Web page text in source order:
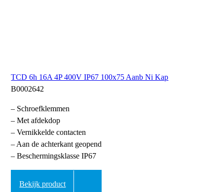
TCD 6h 16A 4P 400V IP67 100x75 Aanb Ni Kap
B0002642
– Schroefklemmen
– Met afdekdop
– Vernikkelde contacten
– Aan de achterkant geopend
– Beschermingsklasse IP67
Bekijk product